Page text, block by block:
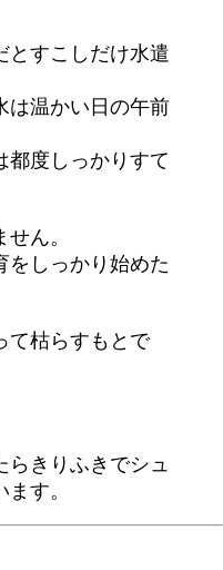
とすこしだけ水遣
は温かい日の午前
都度しっかりすて
ん。
をしっかり始めた
て枯らすもとで
きりふきでシュ
す。